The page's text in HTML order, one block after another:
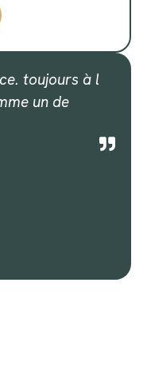
toujours à l
un de